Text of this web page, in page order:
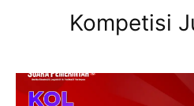
Kompetisi